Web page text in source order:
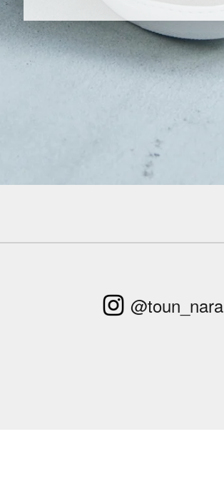
@toun_nara